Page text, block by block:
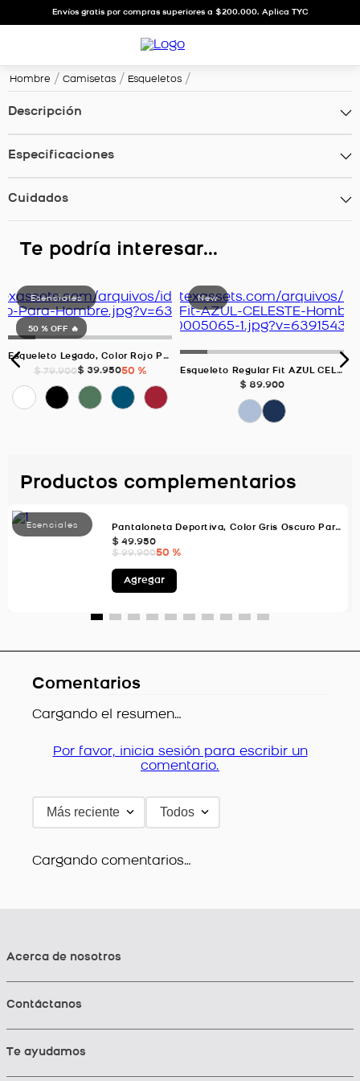
Envíos gratis por compras superiores a $200.000. Aplica TYC
Hombre Camisetas Esqueletos
Descripción
Especificaciones
Cuidados
Te podría interesar...
50 % OFF 🔥
Esqueleto Legado, Color Rojo Para Hombre
$ 79.900$ 39.95050 % Esqueleto Regular Fit AZUL CELESTE Para Hombre
$ 89.900
Productos complementarios
Pantaloneta Deportiva, Color Gris Oscuro Para Hombre
$ 49.950
$ 99.90050 %
Agregar
Comentarios
Cargando el resumen…
Por favor, inicia sesión para escribir un
comentario.
Más reciente Todos
Cargando comentarios…
Acerca de nosotros
Contáctanos
Te ayudamos